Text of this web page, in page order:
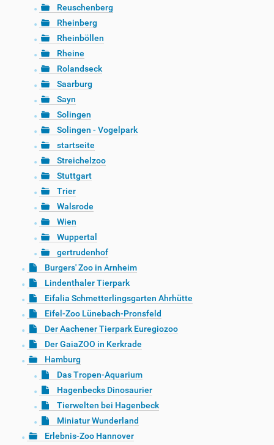
Reuschenberg
Rheinberg
Rheinböllen
Rheine
Rolandseck
Saarburg
Sayn
Solingen
Solingen - Vogelpark
startseite
Streichelzoo
Stuttgart
Trier
Walsrode
Wien
Wuppertal
gertrudenhof
Burgers' Zoo in Arnheim
Lindenthaler Tierpark
Eifalia Schmetterlingsgarten Ahrhütte
Eifel-Zoo Lünebach-Pronsfeld
Der Aachener Tierpark Euregiozoo
Der GaiaZOO in Kerkrade
Hamburg
Das Tropen-Aquarium
Hagenbecks Dinosaurier
Tierwelten bei Hagenbeck
Miniatur Wunderland
Erlebnis-Zoo Hannover